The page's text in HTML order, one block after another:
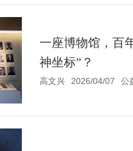
一座博物馆，百
神坐标”？
高文兴 2026/04/07 公